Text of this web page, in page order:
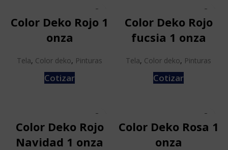
Color Deko Rojo 1
onza
Tela, Color deko, Pinturas
Cotizar
Color Deko Rojo
fucsia 1 onza
Tela, Color deko, Pinturas
Cotizar
Color Deko Rojo
Navidad 1 onza
Color Deko Rosa 1
onza